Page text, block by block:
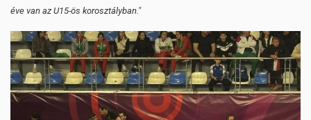
éve van az U15-ös korosztályban."